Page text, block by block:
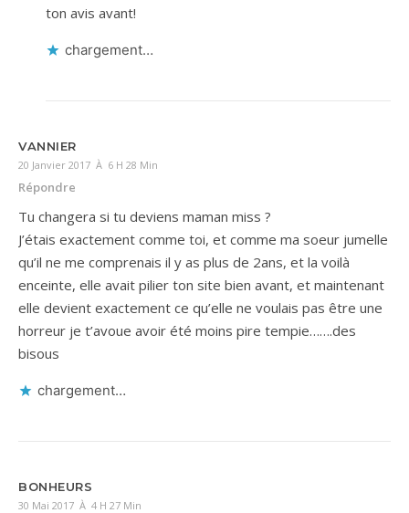
ton avis avant!
chargement…
VANNIER
20 Janvier 2017 À 6 H 28 Min
Répondre
Tu changera si tu deviens maman miss ?
J’étais exactement comme toi, et comme ma soeur jumelle
qu’il ne me comprenais il y as plus de 2ans, et la voilà
enceinte, elle avait pilier ton site bien avant, et maintenant
elle devient exactement ce qu’elle ne voulais pas être une
horreur je t’avoue avoir été moins pire tempie…….des
bisous
chargement…
BONHEURS
30 Mai 2017 À 4 H 27 Min